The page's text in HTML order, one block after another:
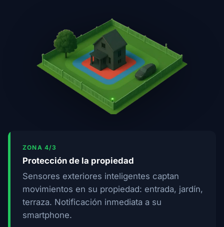
ZONA 4/3
Protección de la propiedad
Sensores exteriores inteligentes captan
movimientos en su propiedad: entrada, jardín,
terraza. Notificación inmediata a su
smartphone.